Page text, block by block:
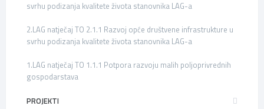
svrhu podizanja kvalitete života stanovnika LAG-a
2.LAG natječaj TO 2.1.1 Razvoj opće društvene infrastrukture u
svrhu podizanja kvalitete života stanovnika LAG-a
1.LAG natječaj TO 1.1.1 Potpora razvoju malih poljoprivrednih
gospodarstava
PROJEKTI